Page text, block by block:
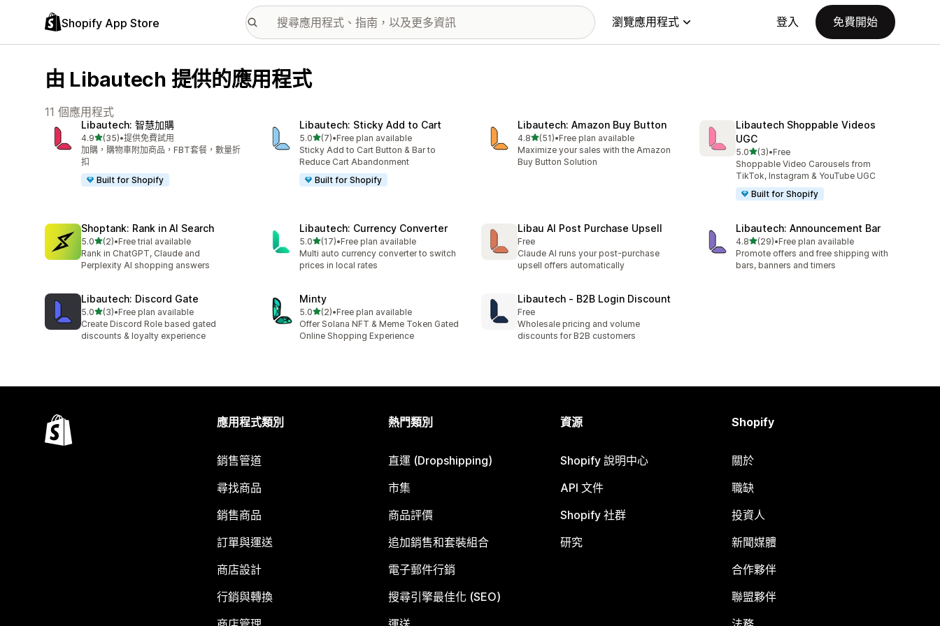
Shopify App Store 瀏覽應用程式 登入 免費開始
由 Libautech 提供的應用程式
11 個應用程式
Libautech: 智慧加購
4.9滿分 5 顆星
(35)
共有 35 則評價
•提供免費試用
加購，購物車附加商品，FBT套餐，數量折
扣
Built for Shopify
Libautech: Sticky Add to Cart
5.0滿分 5 顆星
(7)
共有 7 則評價
•Free plan available
Sticky Add to Cart Button & Bar to
Reduce Cart Abandonment
Built for Shopify
Libautech: Amazon Buy Button
4.8滿分 5 顆星
(51)
共有 51 則評價
•Free plan available
Maximize your sales with the Amazon
Buy Button Solution
Libautech Shoppable Videos
UGC
5.0滿分 5 顆星
(3)
共有 3 則評價
•Free
Shoppable Video Carousels from
TikTok, Instagram & YouTube UGC
Built for Shopify
Shoptank: Rank in AI Search
5.0滿分 5 顆星
(2)
共有 2 則評價
•Free trial available
Rank in ChatGPT, Claude and
Perplexity AI shopping answers
Libautech: Currency Converter
5.0滿分 5 顆星
(17)
共有 17 則評價
•Free plan available
Multi auto currency converter to switch
prices in local rates
Libau AI Post Purchase Upsell
Free
Claude AI runs your post-purchase
upsell offers automatically
Libautech: Announcement Bar
4.8滿分 5 顆星
(29)
共有 29 則評價
•Free plan available
Promote offers and free shipping with
bars, banners and timers
Libautech: Discord Gate
5.0滿分 5 顆星
(3)
共有 3 則評價
•Free plan available
Create Discord Role based gated
discounts & loyalty experience
Minty
5.0滿分 5 顆星
(2)
共有 2 則評價
•Free plan available
Offer Solana NFT & Meme Token Gated
Online Shopping Experience
Libautech ‑ B2B Login Discount
Free
Wholesale pricing and volume
discounts for B2B customers
應用程式類別
銷售管道
尋找商品
銷售商品
訂單與運送
商店設計
行銷與轉換
熱門類別
直運 (Dropshipping)
市集
商品評價
追加銷售和套裝組合
電子郵件行銷
搜尋引擎最佳化 (SEO)
資源
Shopify 說明中心
API 文件
Shopify 社群
研究
Shopify
關於
職缺
投資人
新聞媒體
合作夥伴
聯盟夥伴